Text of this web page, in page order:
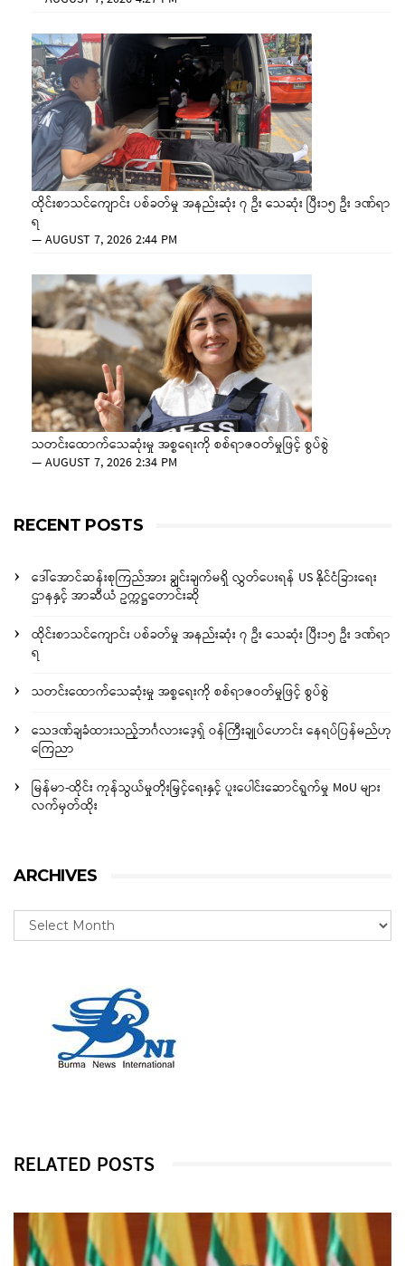
ထိုင်းစာသင်ကျောင်း ပစ်ခတ်မှု အနည်းဆုံး ၇ ဦး သေဆုံး ပြီး၁၅ ဦး ဒဏ်ရာ
ရ
—AUGUST 7, 2026 2:44 PM
သတင်းထောက်သေဆုံးမှု အစ္စရေးကို စစ်ရာဇဝတ်မှုဖြင့် စွပ်စွဲ
—AUGUST 7, 2026 2:34 PM
RECENT POSTS
ဒေါ်အောင်ဆန်းစုကြည်အား ချွင်းချက်မရှိ လွှတ်ပေးရန် US နိုင်ငံခြားရေး
ဌာနနှင့် အာဆီယံ ဥက္ကဋ္ဌတောင်းဆို
ထိုင်းစာသင်ကျောင်း ပစ်ခတ်မှု အနည်းဆုံး ၇ ဦး သေဆုံး ပြီး၁၅ ဦး ဒဏ်ရာ
ရ
သတင်းထောက်သေဆုံးမှု အစ္စရေးကို စစ်ရာဇဝတ်မှုဖြင့် စွပ်စွဲ
သေဒဏ်ချခံထားသည့်ဘင်္ဂလားဒေ့ရှ် ဝန်ကြီးချုပ်ဟောင်း နေရပ်ပြန်မည်ဟု
ကြေညာ
မြန်မာ-ထိုင်း ကုန်သွယ်မှုတိုးမြှင့်ရေးနှင့် ပူးပေါင်းဆောင်ရွက်မှု MoU များ
လက်မှတ်ထိုး
ARCHIVES
RELATED POSTS